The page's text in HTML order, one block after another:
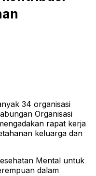
34 organisasi
Organisasi
rapat kerja
keluarga dan
Mental untuk
dalam